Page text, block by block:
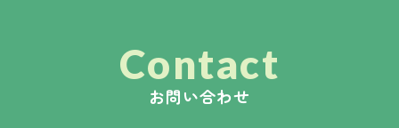
Contact
お問い合わせ